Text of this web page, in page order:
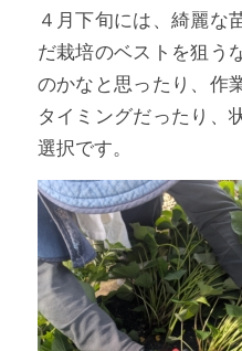
４月下旬には、綺麗な
だ栽培のベストを狙う
のかなと思ったり、作
タイミングだったり、
選択です。